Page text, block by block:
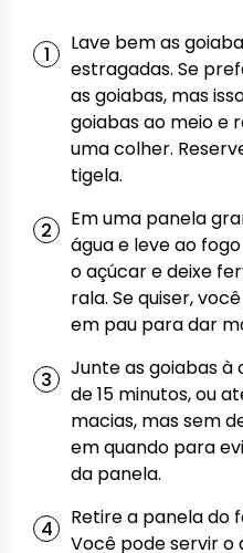
Lave bem as
estragadas. Se
as goiabas, mas
goiabas ao meio e
uma colher.
tigela.
Em uma panela
água e leve ao
o açúcar e deixe
rala. Se quiser,
em pau para dar
Junte as goiabas
de 15 minutos, ou
macias, mas sem
em quando para
da panela.
Retire a panela do
Você pode servir o